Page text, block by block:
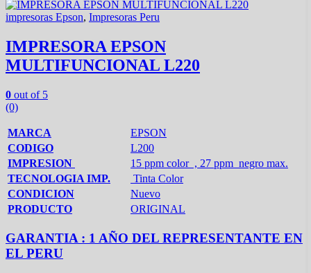
impresoras Epson, Impresoras Peru
IMPRESORA EPSON
MULTIFUNCIONAL L220
0 out of 5
(0)
MARCA
EPSON
CODIGO
L200
IMPRESION
15 ppm color , 27 ppm negro max.
TECNOLOGIA IMP.
Tinta Color
CONDICION
Nuevo
PRODUCTO
ORIGINAL
GARANTIA : 1 AÑO DEL REPRESENTANTE EN
EL PERU